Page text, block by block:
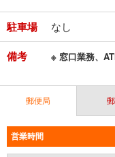
駐車場 なし
備考 ※ 窓口業務、
郵便局
営業時間